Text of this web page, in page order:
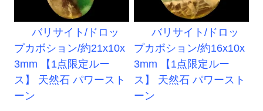
バリサイト/ドロッ
プカボション/約21x10x
3mm 【1点限定ルー
ス】 天然石 パワースト
ーン
バリサイト/ドロッ
プカボション/約16x10x
3mm 【1点限定ルー
ス】 天然石 パワースト
ーン